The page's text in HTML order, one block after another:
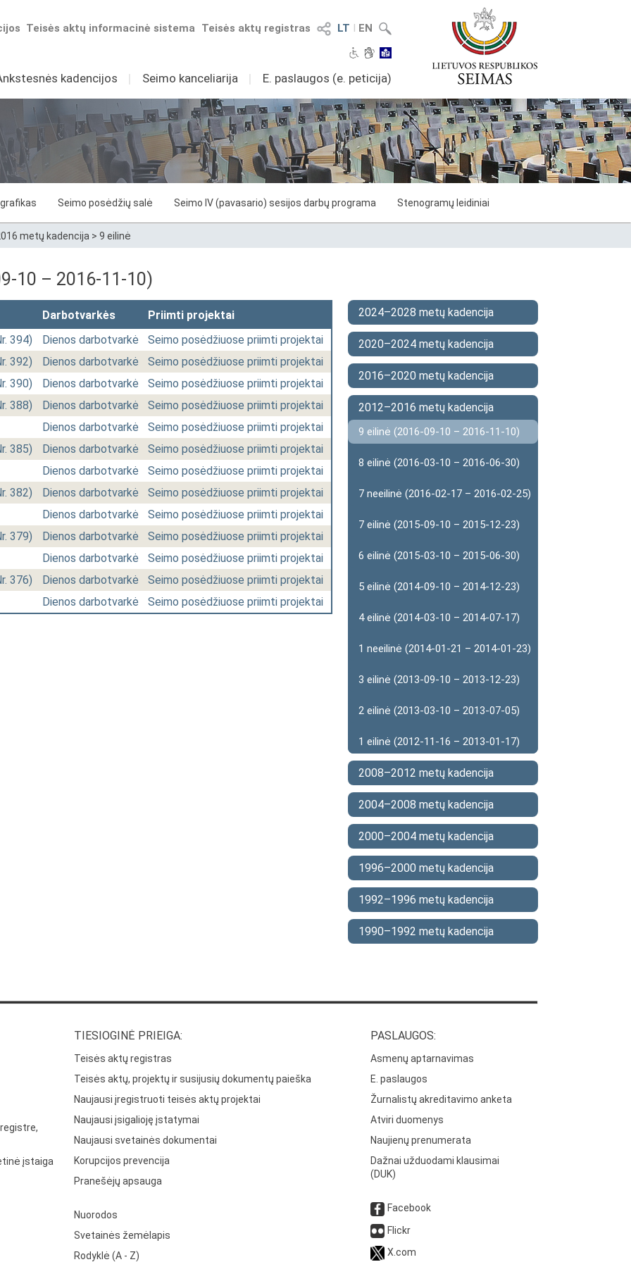
LT I EN
Teisės aktų registras
Teisės aktų informacinė sistema
kadencijos I Seimo kanceliarija I E. paslaugos (e. peticija)
grafikas Seimo posėdžių salė Seimo IV (pavasario) sesijos darbų programa Stenogramų leidiniai
metų kadencija > 9 eilinė
10 – 2016-11-10)
Darbotvarkės
Priimti projektai
394) Dienos darbotvarkė
Seimo posėdžiuose priimti projektai
392) Dienos darbotvarkė
Seimo posėdžiuose priimti projektai
390) Dienos darbotvarkė
Seimo posėdžiuose priimti projektai
388) Dienos darbotvarkė
Seimo posėdžiuose priimti projektai
Dienos darbotvarkė
Seimo posėdžiuose priimti projektai
385) Dienos darbotvarkė
Seimo posėdžiuose priimti projektai
Dienos darbotvarkė
Seimo posėdžiuose priimti projektai
382) Dienos darbotvarkė
Seimo posėdžiuose priimti projektai
Dienos darbotvarkė
Seimo posėdžiuose priimti projektai
379) Dienos darbotvarkė
Seimo posėdžiuose priimti projektai
Dienos darbotvarkė
Seimo posėdžiuose priimti projektai
376) Dienos darbotvarkė
Seimo posėdžiuose priimti projektai
Dienos darbotvarkė Seimo posėdžiuose priimti projektai
2024–2028 metų kadencija
2020–2024 metų kadencija
2016–2020 metų kadencija
2012–2016 metų kadencija
9 eilinė (2016-09-10 – 2016-11-10)
8 eilinė (2016-03-10 – 2016-06-30)
7 neeilinė (2016-02-17 – 2016-02-25)
7 eilinė (2015-09-10 – 2015-12-23)
6 eilinė (2015-03-10 – 2015-06-30)
5 eilinė (2014-09-10 – 2014-12-23)
4 eilinė (2014-03-10 – 2014-07-17)
1 neeilinė (2014-01-21 – 2014-01-23)
3 eilinė (2013-09-10 – 2013-12-23)
2 eilinė (2013-03-10 – 2013-07-05)
1 eilinė (2012-11-16 – 2013-01-17)
2008–2012 metų kadencija
2004–2008 metų kadencija
2000–2004 metų kadencija
1996–2000 metų kadencija
1992–1996 metų kadencija
1990–1992 metų kadencija
įstaiga
TIESIOGINĖ PRIEIGA:
Teisės aktų registras
Teisės aktų, projektų ir susijusių dokumentų paieška
Naujausi įregistruoti teisės aktų projektai
Naujausi įsigalioję įstatymai
Naujausi svetainės dokumentai
Korupcijos prevencija
Pranešėjų apsauga
Nuorodos
Svetainės žemėlapis
Rodyklė (A - Z)
PASLAUGOS:
Asmenų aptarnavimas
E. paslaugos
Žurnalistų akreditavimo anketa
Atviri duomenys
Naujienų prenumerata
Dažnai užduodami klausimai
(DUK)
Facebook
Flickr
X.com